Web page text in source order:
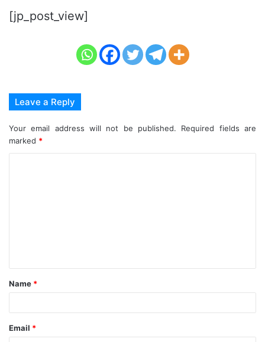
[jp_post_view]
Leave a Reply
Your email address will not be published.
Required fields are
marked *
t
*
Name *
Email *